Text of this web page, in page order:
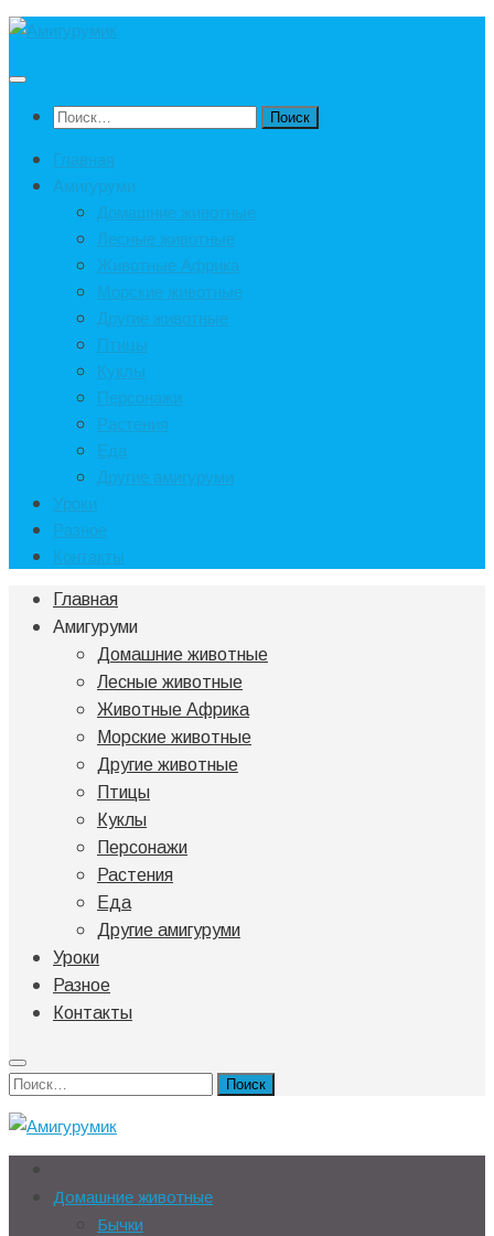
Под
Найти:
Главная
Амигуруми
Домашние животные
Лесные животные
Животные Африка
Морские животные
Другие животные
Птицы
Куклы
Персонажи
Растения
Еда
Другие амигуруми
Уроки
Разное
Контакты
Главная
Амигуруми
Домашние животные
Лесные животные
Животные Африка
Морские животные
Другие животные
Птицы
Куклы
Персонажи
Растения
Еда
Другие амигуруми
Уроки
Разное
Контакты
Найти:
Домашние животные
Бычки